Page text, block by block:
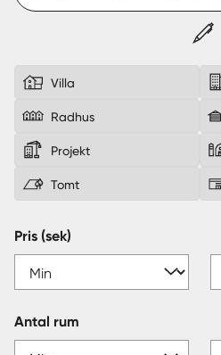
Villa
Radhus
Projekt
Tomt
Pris (sek)
Antal rum